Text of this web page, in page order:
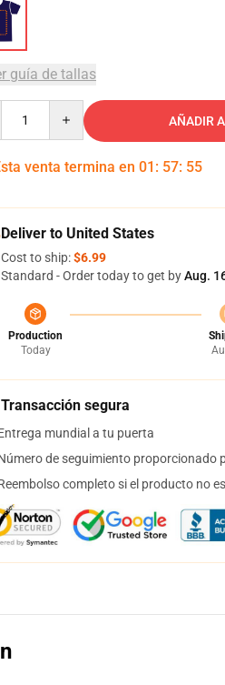
guía de tallas
AÑADIR
venta termina en 01 : 57: 54
Deliver to United States
Cost to ship:$6.99
Standard - Order today to get byAug.
Production
Today
Transacción segura
mundial a tu puerta
de seguimiento proporcionado
completo si el producto no